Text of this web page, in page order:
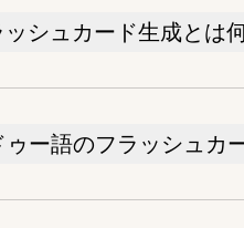
シュカード生成とは
ゥー語のフラッシュカ